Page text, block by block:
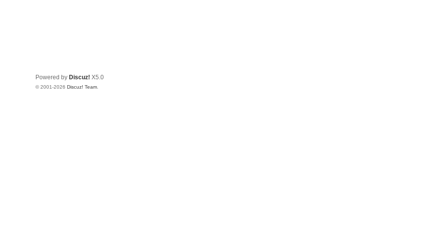
Powered by Discuz! X5.0
© 2001-2026 Discuz! Team